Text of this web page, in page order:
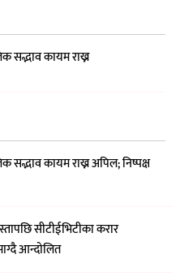
सद्भाव कायम राख्न
सद्भाव कायम राख्न अपिल; निष्पक्ष
सीटीईभिटीका करार
आन्दोलित